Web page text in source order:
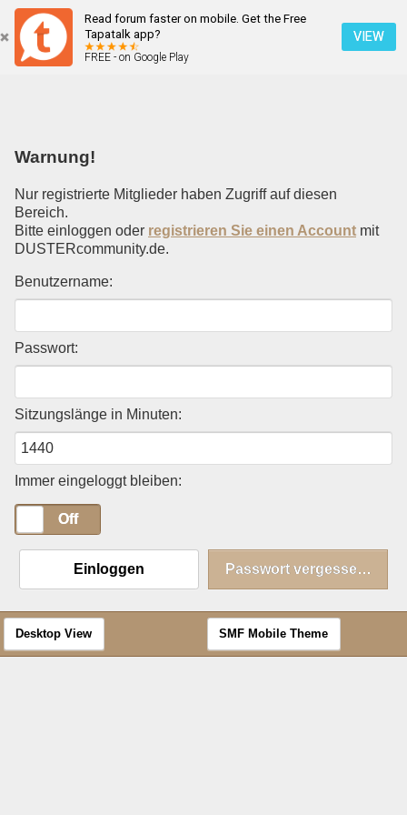
Read forum faster on mobile. Get the Free
Tapatalk app?
FREE - on Google Play
VIEW
Einloggen
Warnung!
Nur registrierte Mitglieder haben Zugriff auf diesen
Bereich.
Bitte einloggen oder registrieren Sie einen Account mit
DUSTERcommunity.de.
Benutzername:
Passwort:
Sitzungslänge in Minuten:
Immer eingeloggt bleiben:
Off
Einloggen Passwort vergessen?
Desktop View SMF Mobile Theme